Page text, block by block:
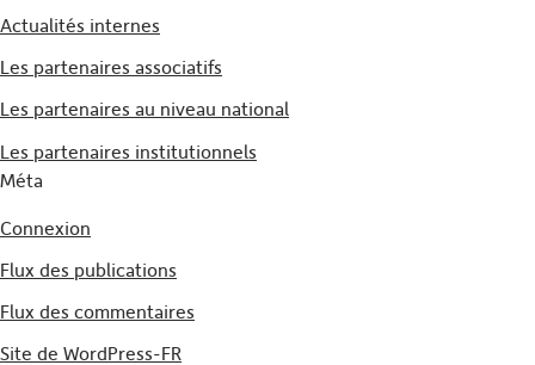
Actualités internes
Les partenaires associatifs
Les partenaires au niveau national
Les partenaires institutionnels
Méta
Connexion
Flux des publications
Flux des commentaires
Site de WordPress-FR